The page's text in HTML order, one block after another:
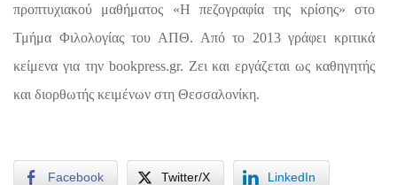
προπτυχιακού μαθήματος «Η πεζογραφία της κρίσης» στο
Τμήμα Φιλολογίας του ΑΠΘ. Από το 2013 γράφει κριτικά
κείμενα για την bookpress.gr. Ζει και εργάζεται ως καθηγητής
και διορθωτής κειμένων στη Θεσσαλονίκη.
Facebook Twitter/X LinkedIn